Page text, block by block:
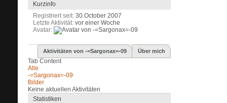
Kurzinfo
Registriert seit 30.October 2007
Letzte Aktivität vor einer Woche
Avatar
Aktivitäten von -=Sargonax=-09 Über mich
Tab Content
Alle
-=Sargonax=-09
Bilder
Keine aktuellen Aktivitäten
Statistiken